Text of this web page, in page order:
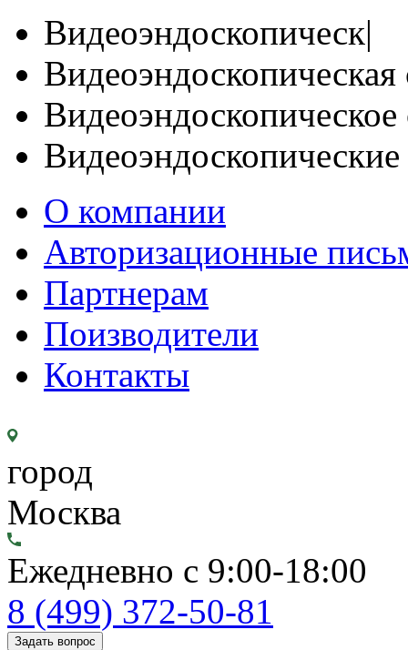
Видеоэндоскопическ|
Видеоэндоскопическая
О компании
Авторизационные
Партнерам
Поизводители
Контакты
город
Москва
Ежедневно с 9:00-18:00
8 (499) 372-50-81
Задать вопрос